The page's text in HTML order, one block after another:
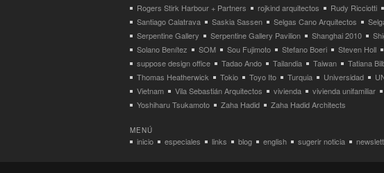
Rogers Stirk Harbour + Partners
rojkind arquitectos Rudy Ricciotti
Santiago Calatrava
Saskia Sassen Selgas Cano Arquitectos
Serpentine Gallery
Serpentine Gallery Pavilion Shanghai 2010
Solano Benítez
SOM Sou Fujimoto Stefano Boeri Steven Holl
suppose design office
Tadao Ando Tailandia Taiwan Tatiana
Thomas Heatherwick
Tokio Toyo Ito Turquia Universidad
Vietnam
Vila Sebastián Arquitectos vivienda vivienda unifamiliar
Yoshiharu Tsukamoto
Zaha Hadid Zaha Hadid Architects
MENÚ
inicio especiales links blog english sugerir noticia